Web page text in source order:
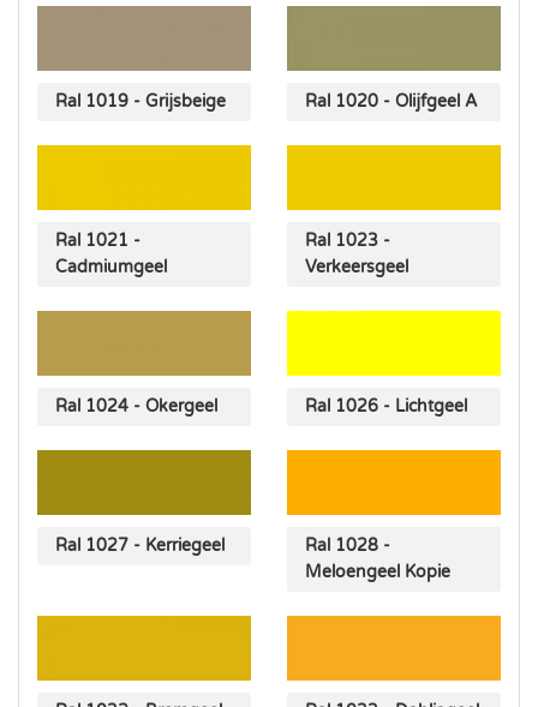
Ral 1019 - Grijsbeige Ral 1020 - Olijfgeel A
Ral 1021 -
Cadmiumgeel
Ral 1023 -
Verkeersgeel
Ral 1024 - Okergeel Ral 1026 - Lichtgeel
Ral 1027 - Kerriegeel
Ral 1028 -
Meloengeel Kopie